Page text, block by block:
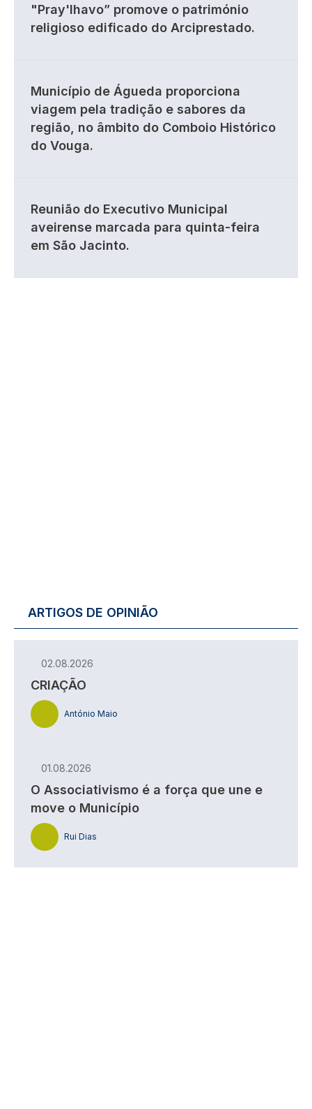
"Pray'lhavo” promove o património
religioso edificado do Arciprestado.
Município de Águeda proporciona
viagem pela tradição e sabores da
região, no âmbito do Comboio Histórico
do Vouga.
Reunião do Executivo Municipal
aveirense marcada para quinta-feira
em São Jacinto.
ARTIGOS DE OPINIÃO
02.08.2026
CRIAÇÃO
António Maio
01.08.2026
O Associativismo é a força que une e
move o Município
Rui Dias